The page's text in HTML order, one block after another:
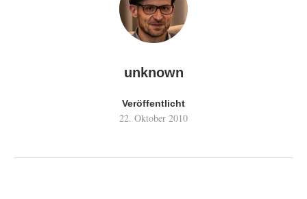
unknown
Veröffentlicht
22. Oktober 2010